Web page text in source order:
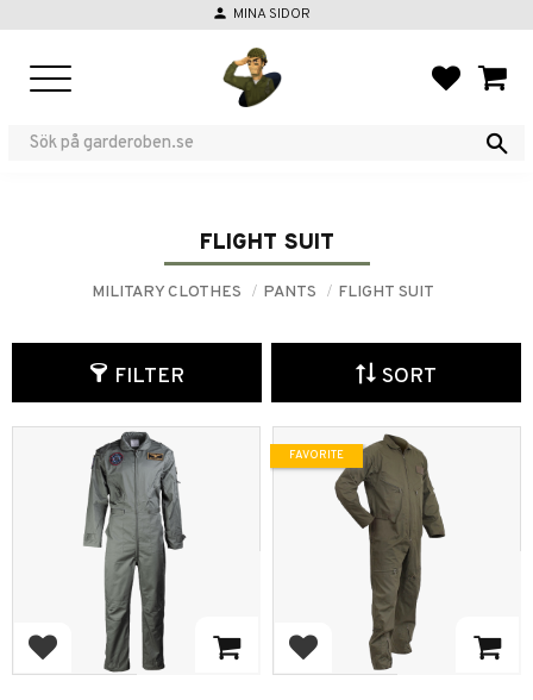
person MINA SIDOR
FLIGHT SUIT
MILITARY CLOTHES PANTS FLIGHT SUIT
FILTER SORT
Add to favorites Add to favorites
FAVORITE